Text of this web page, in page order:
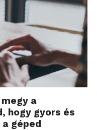
a
hogy gyors és
géped